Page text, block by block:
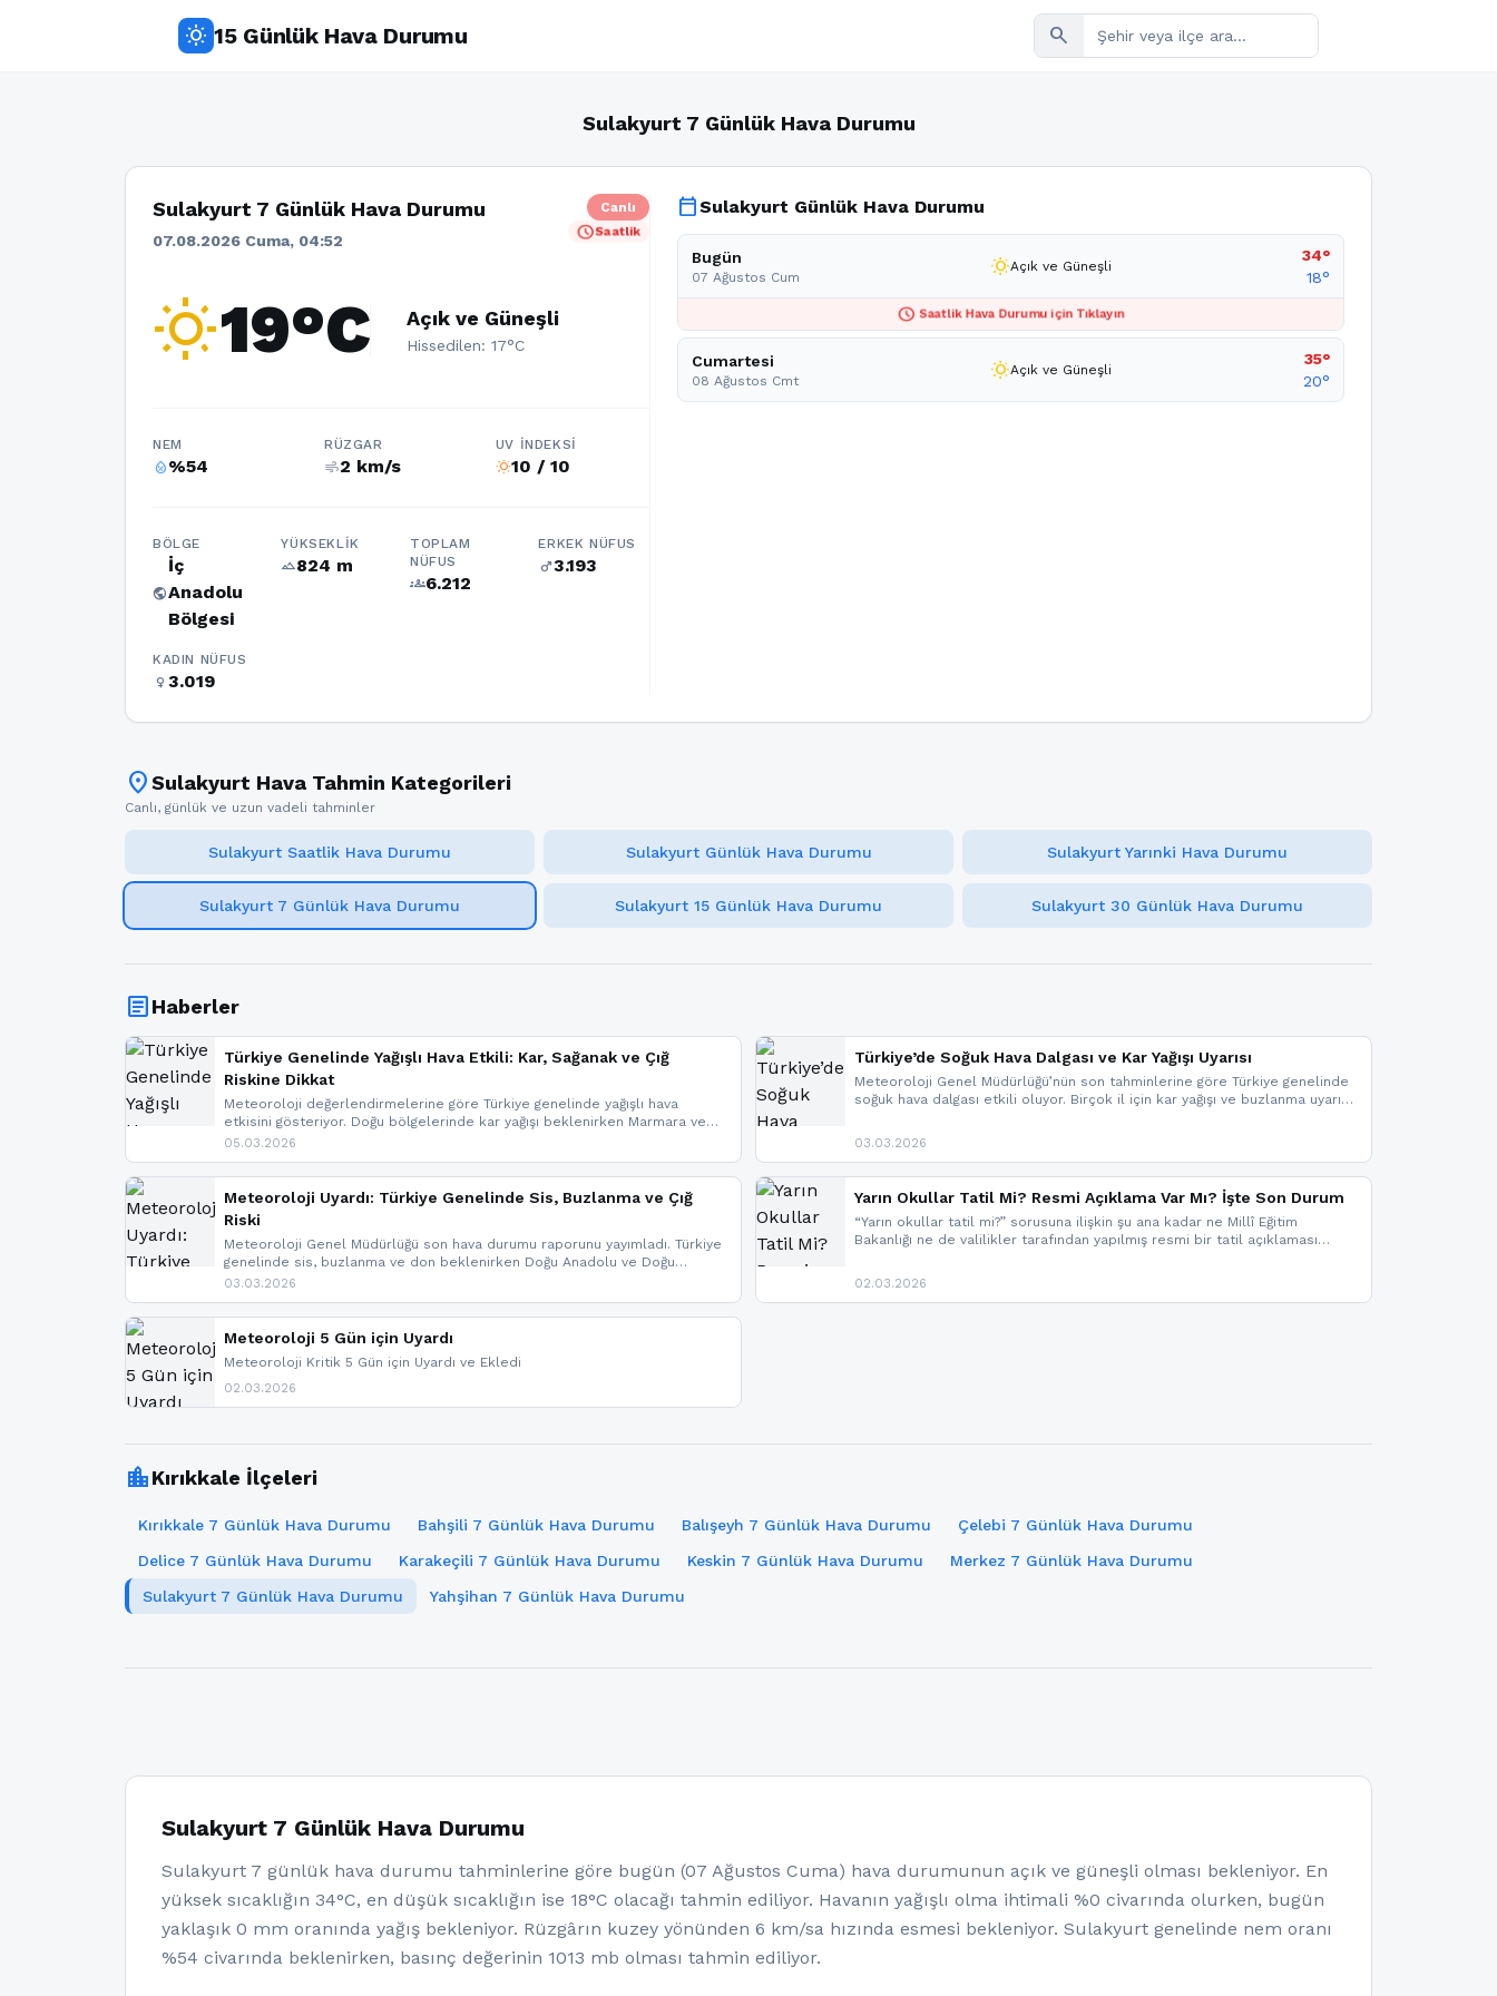
wb_sunny 15 Günlük Hava Durumu search
Sulakyurt 7 Günlük Hava Durumu
Sulakyurt 7 Günlük Hava Durumu
07.08.2026 Cuma, 04:52
Canlı
scheduleSaatlik
wb_sunny19°C Açık ve Güneşli
Hissedilen: 17°C
NEM
humidity_percentage%54
RÜZGAR
air2 km/s
UV İNDEKSI
wb_sunny10 / 10
BÖLGE
public
İç
Anadolu
Bölgesi
YÜKSEKLIK
terrain824 m
TOPLAM
NÜFUS
groups6.212
ERKEK NÜFUS
male3.193
KADIN NÜFUS
female 3.019
calendar_todaySulakyurt Günlük Hava Durumu
Bugün
07 Ağustos Cum wb_sunnyAçık ve Güneşli
34°
18°
schedule Saatlik Hava Durumu için Tıklayın
Cumartesi
08 Ağustos Cmt wb_sunnyAçık ve Güneşli
35°
20°
location_onSulakyurt Hava Tahmin Kategorileri
Canlı, günlük ve uzun vadeli tahminler
Sulakyurt Saatlik Hava Durumu Sulakyurt Günlük Hava Durumu Sulakyurt Yarınki Hava Durumu
Sulakyurt 7 Günlük Hava Durumu Sulakyurt 15 Günlük Hava Durumu Sulakyurt 30 Günlük Hava Durumu
articleHaberler
Türkiye Genelinde Yağışlı Hava Etkili: Kar, Sağanak ve Çığ
Riskine Dikkat
Meteoroloji değerlendirmelerine göre Türkiye genelinde yağışlı hava
etkisini gösteriyor. Doğu bölgelerinde kar yağışı beklenirken Marmara ve
Kuzey Ege’de sağanak yağmur, yüksek kesimlerde ise çığ tehlikesi
yaşanabileceği belirtiliyor.
05.03.2026
Türkiye’de Soğuk Hava Dalgası ve Kar Yağışı Uyarısı
Meteoroloji Genel Müdürlüğü’nün son tahminlerine göre Türkiye genelinde
soğuk hava dalgası etkili oluyor. Birçok il için kar yağışı ve buzlanma uyarısı
03.03.2026
Meteoroloji Uyardı: Türkiye Genelinde Sis, Buzlanma ve Çığ
Riski
Meteoroloji Genel Müdürlüğü son hava durumu raporunu yayımladı. Türkiye
genelinde sis, buzlanma ve don beklenirken Doğu Anadolu ve Doğu
Karadeniz’in yüksek kesimlerinde çığ riski uyarısı yapıldı. İşte son dakika
03.03.2026
Yarın Okullar Tatil Mi? Resmi Açıklama Var Mı? İşte Son Durum
“Yarın okullar tatil mi?” sorusuna ilişkin şu ana kadar ne Millî Eğitim
Bakanlığı ne de valilikler tarafından yapılmış resmi bir tatil açıklaması
paylaşacağız. En hızlı şekilde haberdar olmak için sitemizi takip edebilir ve
02.03.2026
Meteoroloji 5 Gün için Uyardı
Meteoroloji Kritik 5 Gün için Uyardı ve Ekledi
02.03.2026
location_cityKırıkkale İlçeleri
Kırıkkale 7 Günlük Hava Durumu Bahşili 7 Günlük Hava Durumu Balışeyh 7 Günlük Hava Durumu
Çelebi 7 Günlük Hava Durumu
Delice 7 Günlük Hava Durumu
Karakeçili 7 Günlük Hava Durumu Keskin 7 Günlük Hava Durumu
Merkez 7 Günlük Hava Durumu
Sulakyurt 7 Günlük Hava Durumu
Yahşihan 7 Günlük Hava Durumu
Sulakyurt 7 Günlük Hava Durumu
Sulakyurt 7 günlük hava durumu tahminlerine göre bugün (07 Ağustos Cuma) hava durumunun açık ve güneşli olması bekleniyor. En
yüksek sıcaklığın 34°C, en düşük sıcaklığın ise 18°C olacağı tahmin ediliyor. Havanın yağışlı olma ihtimali %0 civarında olurken, bugün
yaklaşık 0 mm oranında yağış bekleniyor. Rüzgârın kuzey yönünden 6 km/sa hızında esmesi bekleniyor. Sulakyurt genelinde nem oranı
%54 civarında beklenirken, basınç değerinin 1013 mb olması tahmin ediliyor.